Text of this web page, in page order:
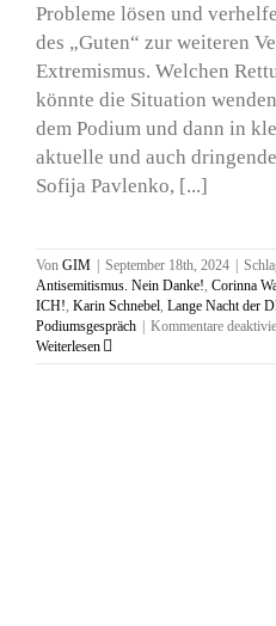
Probleme lösen und
des „Guten“ zur weiteren
Extremismus. Welchen
könnte die Situation
dem Podium und dann in
aktuelle und auch
Sofija Pavlenko, [...]
Von GIM | September 18th, 2024 |
Antisemitismus. Nein Danke! Corinna
ICH! Karin Schnebel, Lange Nacht der
Podiumsgespräch | Kommentare
Weiterlesen